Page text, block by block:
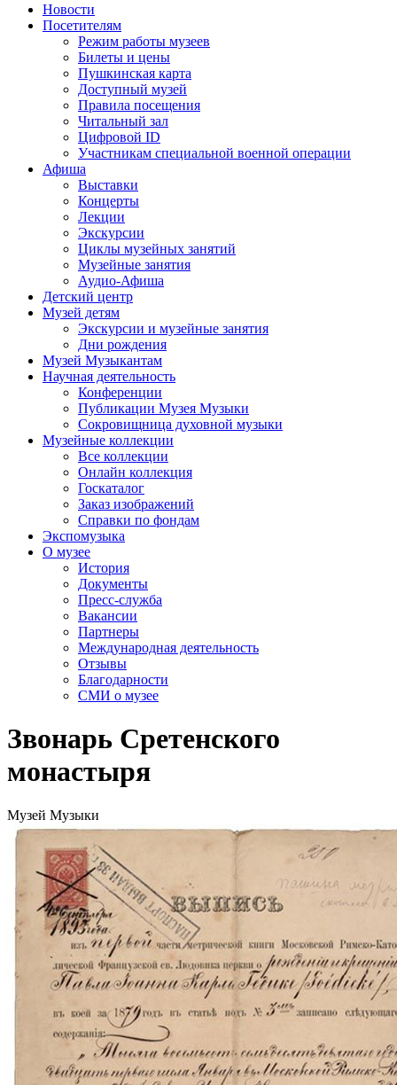
Новости
Посетителям
Режим работы музеев
Билеты и цены
Пушкинская карта
Доступный музей
Правила посещения
Читальный зал
Цифровой ID
Участникам специальной военной операции
Афиша
Выставки
Концерты
Лекции
Экскурсии
Циклы музейных занятий
Музейные занятия
Аудио-Афиша
Детский центр
Музей детям
Экскурсии и музейные занятия
Дни рождения
Музей Музыкантам
Научная деятельность
Конференции
Публикации Музея Музыки
Сокровищница духовной музыки
Музейные коллекции
Все коллекции
Онлайн коллекция
Госкаталог
Заказ изображений
Справки по фондам
Экспомузыка
О музее
История
Документы
Пресс-служба
Вакансии
Партнеры
Международная деятельность
Отзывы
Благодарности
СМИ о музее
Звонарь Сретенского
монастыря
Музей Музыки